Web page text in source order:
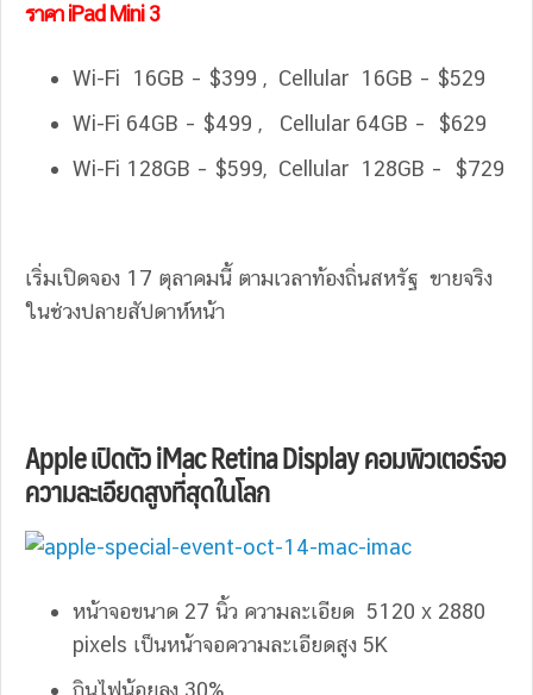
ราคา iPad Mini 3
Wi-Fi 16GB – $399 , Cellular 16GB – $529
Wi-Fi 64GB – $499 , Cellular 64GB – $629
Wi-Fi 128GB – $599, Cellular 128GB – $729
เริ่มเปิดจอง 17 ตุลาคมนี้ ตามเวลาท้องถิ่นสหรัฐ ขายจริง
ในช่วงปลายสัปดาห์หน้า
Apple เปิดตัว iMac Retina Display คอมพิวเตอร์จอ
ความละเอียดสูงที่สุดในโลก
หน้าจอขนาด 27 นิ้ว ความละเอียด 5120 x 2880
pixels เป็นหน้าจอความละเอียดสูง 5K
กินไฟน้อยลง 30%